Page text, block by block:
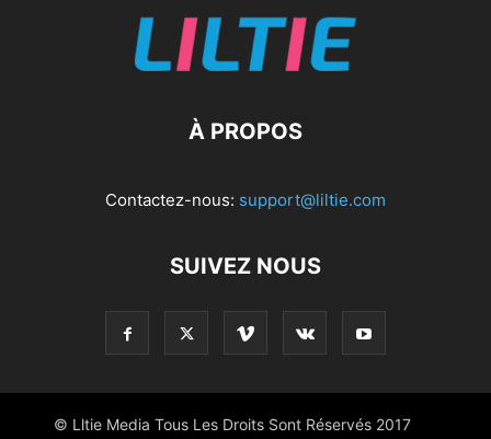
À PROPOS
Contactez-nous: support@liltie.com
SUIVEZ NOUS
© Lltie Media Tous Les Droits Sont Réservés 2017